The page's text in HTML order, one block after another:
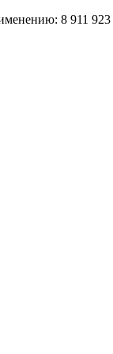
8 911 923